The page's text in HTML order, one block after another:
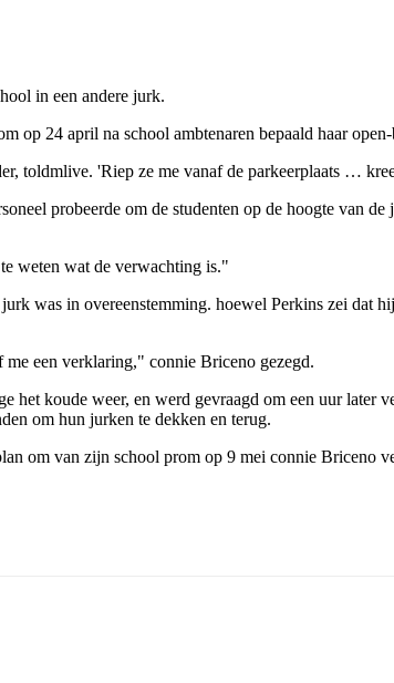
in een andere jurk.
24 april na school ambtenaren bepaald haar
toldmlive. 'Riep ze me vanaf de parkeerplaats …
probeerde om de studenten op de hoogte van
weten wat de verwachting is."
was in overeenstemming. hoewel Perkins zei dat
een verklaring," connie Briceno gezegd.
het koude weer, en werd gevraagd om een uur later
om hun jurken te dekken en terug.
om van zijn school prom op 9 mei connie Briceno